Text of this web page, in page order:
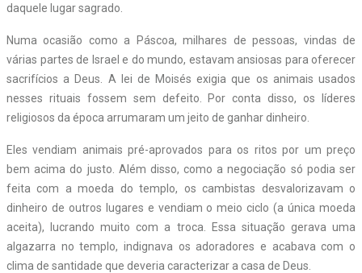
daquele lugar sagrado.
Numa ocasião como a Páscoa, milhares de pessoas, vindas de
várias partes de Israel e do mundo, estavam ansiosas para oferecer
sacrifícios a Deus. A lei de Moisés exigia que os animais usados
nesses rituais fossem sem defeito. Por conta disso, os líderes
religiosos da época arrumaram um jeito de ganhar dinheiro.
Eles vendiam animais pré-aprovados para os ritos por um preço
bem acima do justo. Além disso, como a negociação só podia ser
feita com a moeda do templo, os cambistas desvalorizavam o
dinheiro de outros lugares e vendiam o meio ciclo (a única moeda
aceita), lucrando muito com a troca. Essa situação gerava uma
algazarra no templo, indignava os adoradores e acabava com o
clima de santidade que deveria caracterizar a casa de Deus.